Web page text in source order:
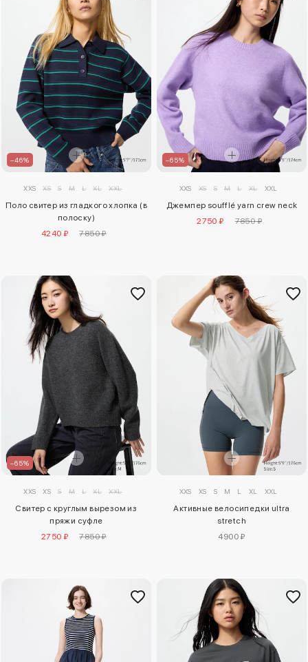
–46%
XXS XS S M L XL XXL
Поло свитер из гладкого хлопка (в
полоску)
4240 ₽
7850 ₽
–65%
XXS XS S M L XL XXL
Джемпер soufflé yarn crew neck
2750 ₽
7850 ₽
–65%
XXS XS S M L XL XXL
Свитер с круглым вырезом из
пряжи суфле
2750 ₽
7850 ₽
XXS XS S M L XL XXL
Активные велосипедки ultra
stretch
4900 ₽